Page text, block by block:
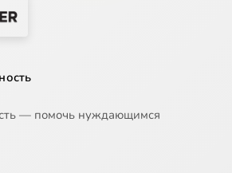
— помочь нуждающимся